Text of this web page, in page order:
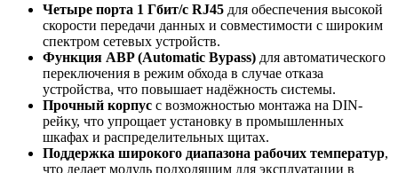
Четыре порта 1 Гбит/с RJ45 для обеспечения высокой
скорости передачи данных и совместимости с широким
спектром сетевых устройств.
Функция ABP (Automatic Bypass) для автоматического
переключения в режим обхода в случае отказа
устройства, что повышает надёжность системы.
Прочный корпус с возможностью монтажа на DIN-
рейку, что упрощает установку в промышленных
шкафах и распределительных щитах.
Поддержка широкого диапазона рабочих температур,
что делает модуль подходящим для эксплуатации в